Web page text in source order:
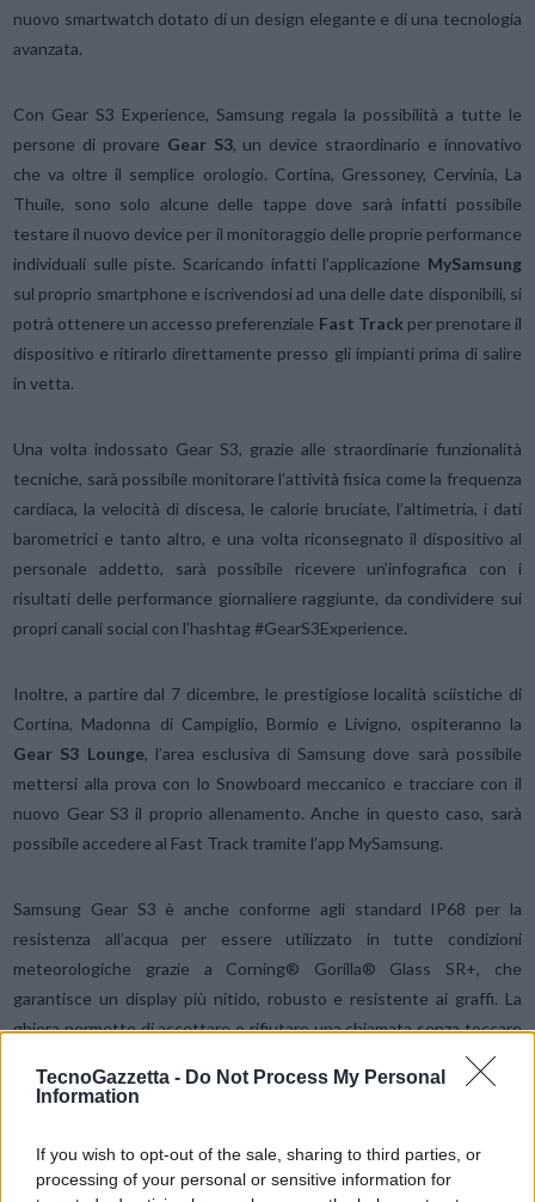
TecnoGazzetta - Do Not Process My Personal
Information
If you wish to opt-out of the sale, sharing to third parties, or
processing of your personal or sensitive information for
nuovo smartwatch dotato di un design elegante e di una tecnologia
avanzata.
Con Gear S3 Experience, Samsung regala la possibilità a tutte le
persone di provare Gear S3, un device straordinario e innovativo
che va oltre il semplice orologio. Cortina, Gressoney, Cervinia, La
Thuile, sono solo alcune delle tappe dove sarà infatti possibile
testare il nuovo device per il monitoraggio delle proprie performance
individuali sulle piste. Scaricando infatti l’applicazione MySamsung
sul proprio smartphone e iscrivendosi ad una delle date disponibili, si
potrà ottenere un accesso preferenziale Fast Track per prenotare il
dispositivo e ritirarlo direttamente presso gli impianti prima di salire
in vetta.
Una volta indossato Gear S3, grazie alle straordinarie funzionalità
tecniche, sarà possibile monitorare l’attività fisica come la frequenza
cardiaca, la velocità di discesa, le calorie bruciate, l’altimetria, i dati
barometrici e tanto altro, e una volta riconsegnato il dispositivo al
personale addetto, sarà possibile ricevere un’infografica con i
risultati delle performance giornaliere raggiunte, da condividere sui
propri canali social con l’hashtag #GearS3Experience.
Inoltre, a partire dal 7 dicembre, le prestigiose località sciistiche di
Cortina, Madonna di Campiglio, Bormio e Livigno, ospiteranno la
Gear S3 Lounge, l’area esclusiva di Samsung dove sarà possibile
mettersi alla prova con lo Snowboard meccanico e tracciare con il
nuovo Gear S3 il proprio allenamento. Anche in questo caso, sarà
possibile accedere al Fast Track tramite l’app MySamsung.
Samsung Gear S3 è anche conforme agli standard IP68 per la
resistenza all’acqua per essere utilizzato in tutte condizioni
meteorologiche grazie a Corning® Gorilla® Glass SR+, che
garantisce un display più nitido, robusto e resistente ai graffi. La
ghiera permette di accettare o rifiutare una chiamata senza toccare
lo schermo, l’altoparlante attiva i messaggi vocali, la funzione GPS
integrata monitora con precisione le attività di fitness quotidiane, e
soccorsi, amici e familiari in presenza di situazioni critiche, anche
senza avere a portata di mano il telefono. Grazie alla batteria con